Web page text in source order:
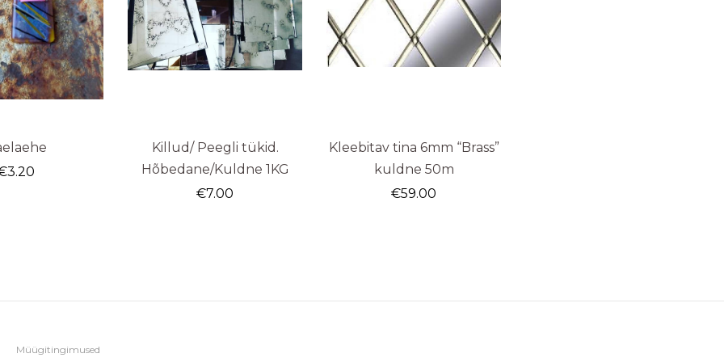
3.20
Killud/ Peegli tükid.
Hõbedane/Kuldne 1KG
€7.00
Kleebitav tina 6mm “Brass”
kuldne 50m
€59.00
Müügitingimused